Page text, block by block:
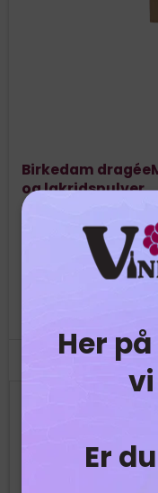
Her
Er
Birkedam
og lakridspulver